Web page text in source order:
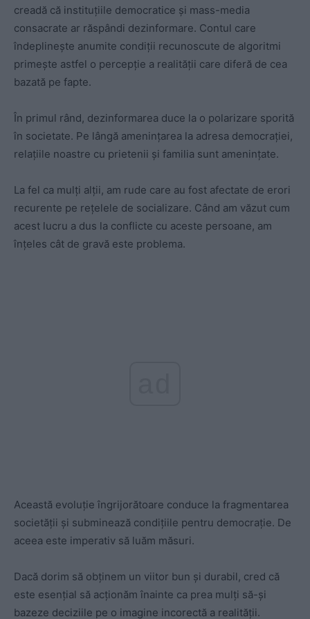
creadă că instituțiile democratice și mass-media
consacrate ar răspândi dezinformare. Contul care
îndeplinește anumite condiții recunoscute de algoritmi
primește astfel o percepție a realității care diferă de cea
bazată pe fapte.
În primul rând, dezinformarea duce la o polarizare sporită
în societate. Pe lângă amenințarea la adresa democrației,
relațiile noastre cu prietenii și familia sunt amenințate.
La fel ca mulți alții, am rude care au fost afectate de erori
recurente pe rețelele de socializare. Când am văzut cum
acest lucru a dus la conflicte cu aceste persoane, am
înțeles cât de gravă este problema.
Această evoluție îngrijorătoare conduce la fragmentarea
societății și subminează condițiile pentru democrație. De
aceea este imperativ să luăm măsuri.
Dacă dorim să obținem un viitor bun și durabil, cred că
este esențial să acționăm înainte ca prea mulți să-și
bazeze deciziile pe o imagine incorectă a realității.